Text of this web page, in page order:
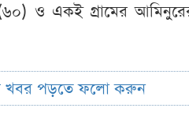
ও একই গ্রামের
খবর পড়তে ফলো করুন